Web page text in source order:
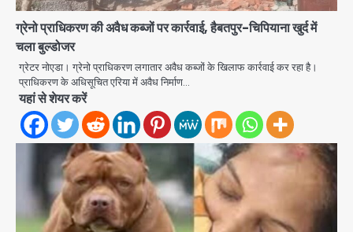
ग्रेनो प्राधिकरण की अवैध कब्जों पर कार्रवाई, हैबतपुर-चिपियाना खुर्द में
चला बुल्डोजर
ग्रेटर नोएडा। ग्रेनो प्राधिकरण लगातार अवैध कब्जों के खिलाफ कार्रवाई कर रहा है।
प्राधिकरण के अधिसूचित एरिया में अवैध निर्माण…
यहां से शेयर करें
2
Noida Authority: कर्तव्यनिष्ठा की
प्राधिकरण ने संभाला मोर्चा, सेक्टर 105
आरडब्ल्यूए ने जताया आभार
Avinash Kumar
3
Türkiye-Pakistan: मक्का में सऊदी,
तुर्की और पाकिस्तान का साझा रक्षा समझौता,
जानें इसके मायने
Avinash Kumar